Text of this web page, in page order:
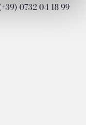
0732 04 18 99